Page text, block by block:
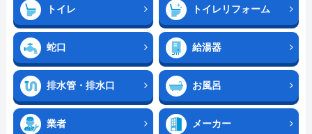
トイレ トイレリフォーム
蛇口 給湯器
排水管・排水口 お風呂
業者 メーカー